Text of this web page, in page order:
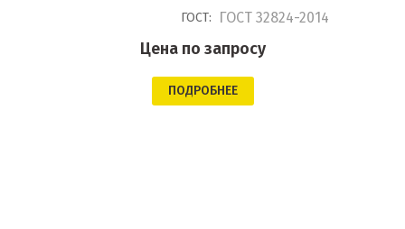
ГОСТ: ГОСТ 32824-2014
Цена по запросу
ПОДРОБНЕЕ